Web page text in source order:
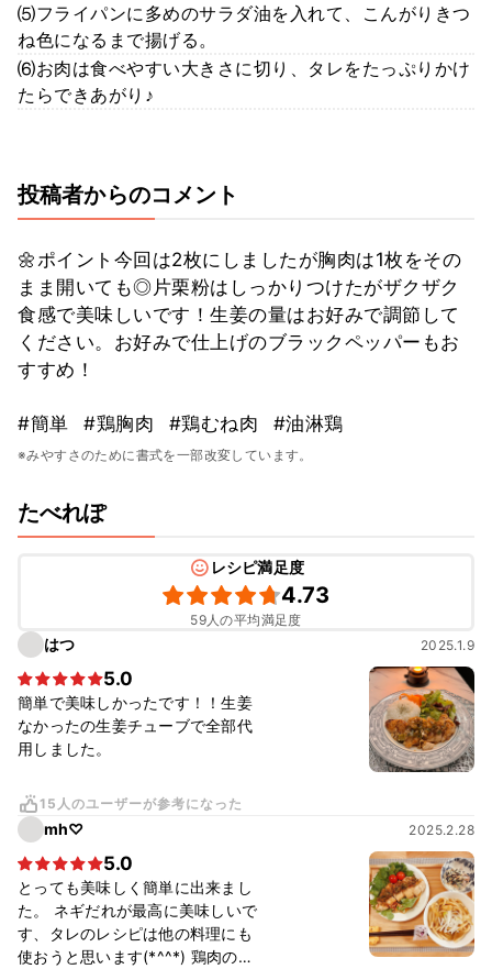
⑸フライパンに多めのサラダ油を入れて、こんがりきつ
ね色になるまで揚げる。
⑹お肉は食べやすい大きさに切り、タレをたっぷりかけ
たらできあがり♪
投稿者からのコメント
🌼ポイント今回は2枚にしましたが胸肉は1枚をその
まま開いても◎片栗粉はしっかりつけたがザクザク
食感で美味しいです！生姜の量はお好みで調節して
ください。お好みで仕上げのブラックペッパーもお
すすめ！
#簡単 #鶏胸肉 #鶏むね肉 #油淋鶏
※みやすさのために書式を一部改変しています。
たべれぽ
レシピ満足度
4.73
59人の平均満足度
はつ 2025.1.9
5.0
簡単で美味しかったです！！生姜
なかったの生姜チューブで全部代
用しました。
15人のユーザーが参考になった
mh♡ 2025.2.28
5.0
とっても美味しく簡単に出来まし
た。 ネギだれが最高に美味しいで
す、タレのレシピは他の料理にも
使おうと思います(*^^*) 鶏肉の揚